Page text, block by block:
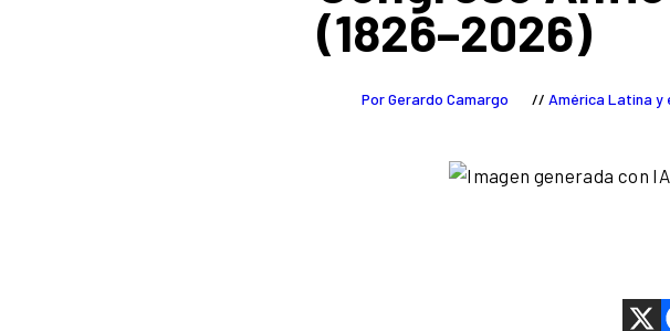
(1826–2026)
Por Gerardo Camargo América Latina y